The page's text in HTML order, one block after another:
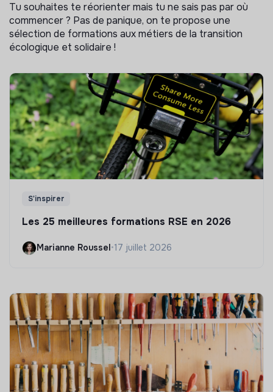
Tu souhaites te réorienter mais tu ne sais pas par où
commencer ? Pas de panique, on te propose une
sélection de formations aux métiers de la transition
écologique et solidaire !
S'inspirer
Les 25 meilleures formations RSE en 2026
Marianne Roussel •17 juillet 2026